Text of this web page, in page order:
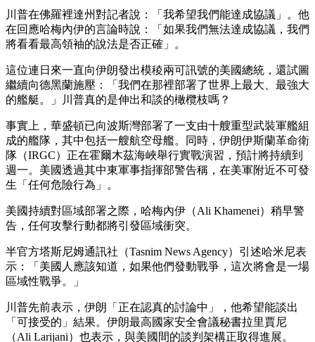
川普在佛羅裡達州對記者說：「我希望我們能達成協議」。他
在回應哈梅內伊的言論時說：「如果我們無法達成協議，我們
將看看最高領袖的說法是否正確」。
這位連日來一直向伊朗發出模稜兩可訊號的美國總統，還試圖
繼續向德黑蘭施壓：「我們在那裡部署了世界上最大、最強大
的艦艇。」川普真的是伸出和談的橄欖枝嗎？
事實上，華盛頓已向波斯灣部署了一支由十艘重型武裝軍艦組
成的艦隊，其中包括一艘航空母艦。同時，伊朗伊斯蘭革命衛
隊（IRGC）正在霍爾木茲海峽舉行實戰演習，預計將持續到
週一。美國透過其中東軍事指揮部警告稱，在美軍附近不可發
生「任何危險行為」。
美國持續對區域部署之際，哈梅內伊（Ali Khamenei）稍早警
告，任何攻擊行動都將引發區域衝突。
半官方塔斯尼姆通訊社（Tasnim News Agency）引述哈米尼表
示：「美國人應該知道，如果他們發動戰爭，這次將會是一場
區域性戰爭。」
川普先前表示，伊朗「正在認真的討論中」，他希望能談出
「可接受的」結果。伊朗最高國家安全會議秘書拉里賈尼
（Ali Larijani）也表示，與美國間的談判架構正取得進展。